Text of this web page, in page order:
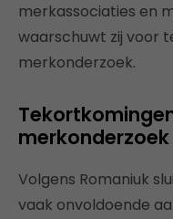
merkassociaties en
waarschuwt zij voor
merkonderzoek.
merkonderzoek
Volgens Romaniuk
vaak onvoldoende